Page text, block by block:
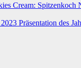
Cream: Spitzenkoch
Präsentation des